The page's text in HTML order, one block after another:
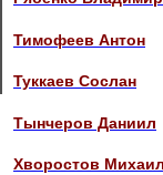
Тимофеев Антон
Туккаев Сослан
Тынчеров Даниил
Хворостов